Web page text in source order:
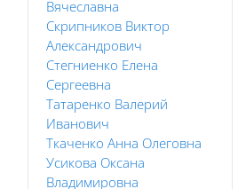
Вячеславна
Скрипников Виктор
Александрович
Стегниенко Елена
Сергеевна
Татаренко Валерий
Иванович
Ткаченко Анна Олеговна
Усикова Оксана
Владимировна